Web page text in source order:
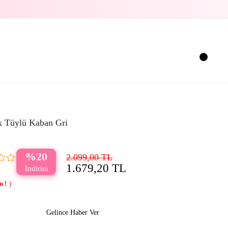
Tüylü Kaban Gri
20 2.099,00 TL
1.679,20 TL
Gelince Haber Ver